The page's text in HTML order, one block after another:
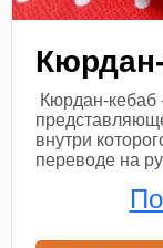
Кюрдан-кебаб
внутри
переводе на